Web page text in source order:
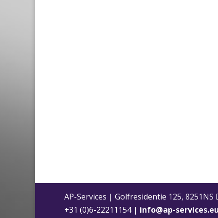
AP-Services | Golfresidentie 125, 8251NS
+31 (0)6-22211154 | info@ap-services.eu